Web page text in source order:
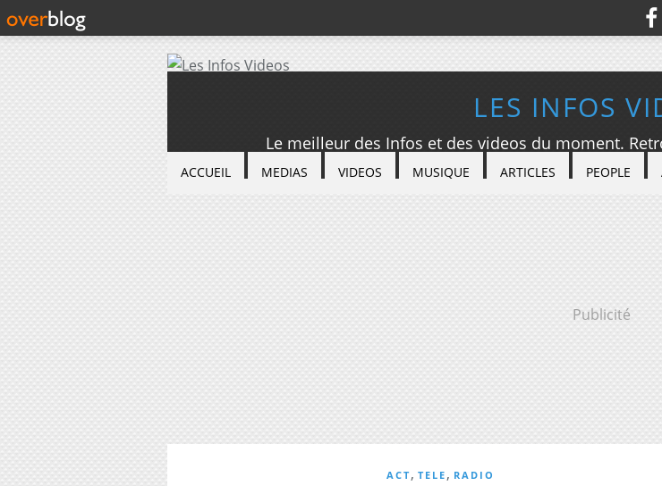
LES INFOS
Le meilleur des Infos et des videos du moment.
ACCUEIL MEDIAS VIDEOS MUSIQUE ARTICLES PEOPLE
Publicité
ACT, TELE , RADIO